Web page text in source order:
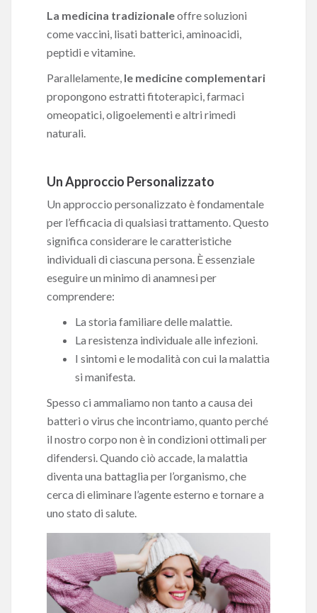
La medicina tradizionaleoffre soluzioni
come vaccini, lisati batterici, aminoacidi,
peptidi e vitamine.
Parallelamente, le medicine complementari
propongono estratti fitoterapici, farmaci
omeopatici, oligoelementi e altri rimedi
naturali.
Un Approccio Personalizzato
Un approccio personalizzato è fondamentale
per l’efficacia di qualsiasi trattamento. Questo
significa considerare le caratteristiche
individuali di ciascuna persona. È essenziale
eseguire un minimo di anamnesi per
comprendere:
La storia familiare delle malattie.
La resistenza individuale alle infezioni.
I sintomi e le modalità con cui la malattia
si manifesta.
Spesso ci ammaliamo non tanto a causa dei
batteri o virus che incontriamo, quanto perché
il nostro corpo non è in condizioni ottimali per
difendersi. Quando ciò accade, la malattia
diventa una battaglia per l’organismo, che
cerca di eliminare l’agente esterno e tornare a
uno stato di salute.